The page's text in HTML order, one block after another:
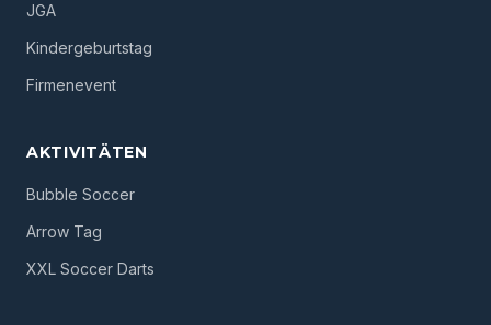
JGA
Kindergeburtstag
Firmenevent
AKTIVITÄTEN
Bubble Soccer
Arrow Tag
XXL Soccer Darts